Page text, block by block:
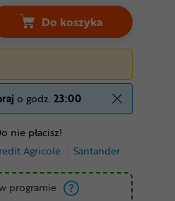
nie płacisz!
Agricole Santander
Do koszyka
o godz. 23:00
programie